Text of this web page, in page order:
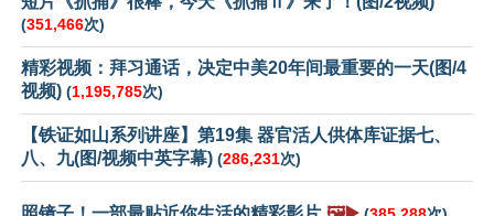
(351,466次)
精彩视频：拜习通话，决定中美20年间最重要的一天(图/4
视频) (1,195,785次)
【铁证如山系列讲座】第19集 器官活人供体库证据七、
八、九(图/视频中英字幕) (286,231次)